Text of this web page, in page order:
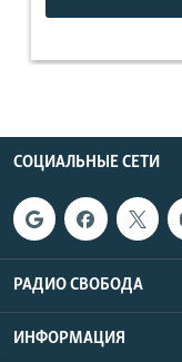
СОЦИАЛЬНЫЕ СЕТИ
РАДИО СВОБОДА
ИНФОРМАЦИЯ